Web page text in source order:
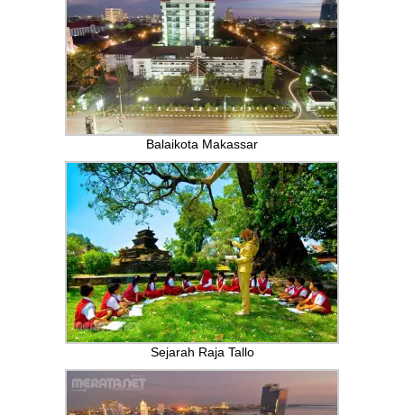
Balaikota Makassar
Sejarah Raja Tallo